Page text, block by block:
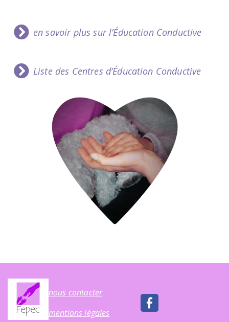
en savoir plus sur l’Éducation Conductive
Liste des Centres d’Éducation Conductive
nous contacter
mentions légales